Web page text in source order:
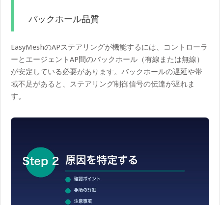
バックホール品質
EasyMeshのAPステアリングが機能するには、コントローラ
ーとエージェントAP間のバックホール（有線または無線）
が安定している必要があります。バックホールの遅延や帯
域不足があると、ステアリング制御信号の伝達が遅れま
す。